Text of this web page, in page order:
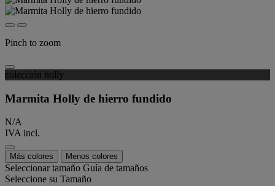
Pinch to zoom
colección holly
Marmita Holly de hierro fundido
N/A
IVA incl.
Más colores Menos colores
Seleccionar tamaño Guía de tamaños
Seleccione su Tamaño